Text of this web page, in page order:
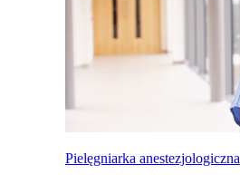
Pielęgniarka anestezjologiczna